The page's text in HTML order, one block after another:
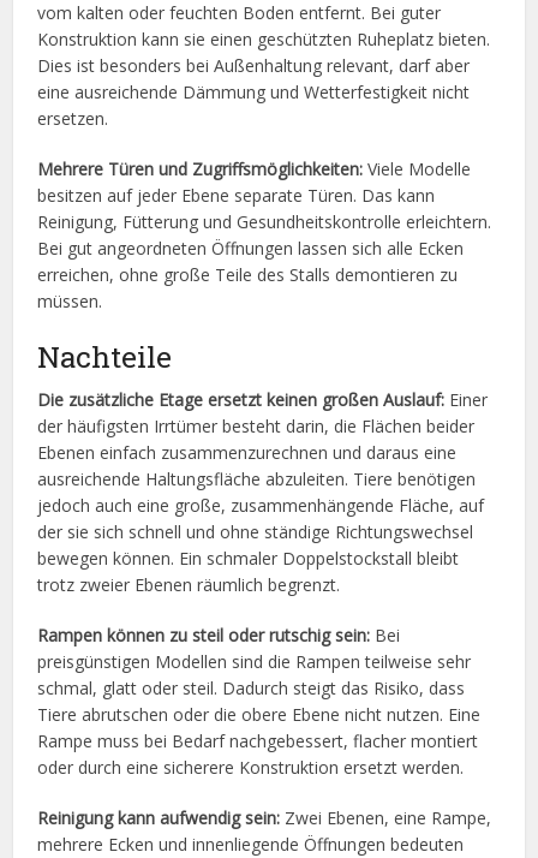
vom kalten oder feuchten Boden entfernt. Bei guter
Konstruktion kann sie einen geschützten Ruheplatz bieten.
Dies ist besonders bei Außenhaltung relevant, darf aber
eine ausreichende Dämmung und Wetterfestigkeit nicht
ersetzen.
Mehrere Türen und Zugriffsmöglichkeiten: Viele Modelle
besitzen auf jeder Ebene separate Türen. Das kann
Reinigung, Fütterung und Gesundheitskontrolle erleichtern.
Bei gut angeordneten Öffnungen lassen sich alle Ecken
erreichen, ohne große Teile des Stalls demontieren zu
müssen.
Nachteile
Die zusätzliche Etage ersetzt keinen großen Auslauf: Einer
der häufigsten Irrtümer besteht darin, die Flächen beider
Ebenen einfach zusammenzurechnen und daraus eine
ausreichende Haltungsfläche abzuleiten. Tiere benötigen
jedoch auch eine große, zusammenhängende Fläche, auf
der sie sich schnell und ohne ständige Richtungswechsel
bewegen können. Ein schmaler Doppelstockstall bleibt
trotz zweier Ebenen räumlich begrenzt.
Rampen können zu steil oder rutschig sein: Bei
preisgünstigen Modellen sind die Rampen teilweise sehr
schmal, glatt oder steil. Dadurch steigt das Risiko, dass
Tiere abrutschen oder die obere Ebene nicht nutzen. Eine
Rampe muss bei Bedarf nachgebessert, flacher montiert
oder durch eine sicherere Konstruktion ersetzt werden.
Reinigung kann aufwendig sein: Zwei Ebenen, eine Rampe,
mehrere Ecken und innenliegende Öffnungen bedeuten